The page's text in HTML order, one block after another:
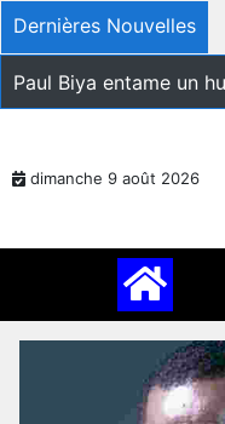
Dernières Nouvelles
Paul Biya entame un
dimanche 9 août 2026